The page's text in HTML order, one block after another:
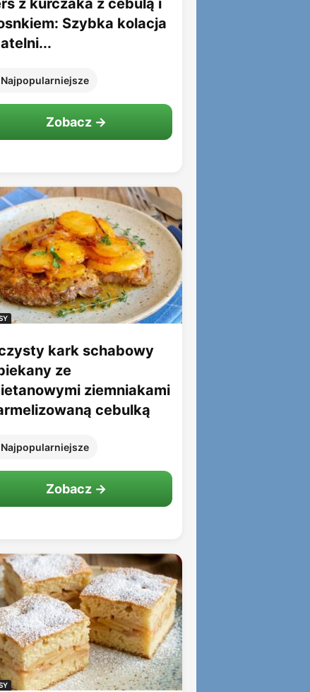
z kurczaka z cebulą i
Szybka kolacja
Najpopularniejsze
Zobacz →
kark schabowy
ze
ziemniakami
cebulką
Najpopularniejsze
Zobacz →